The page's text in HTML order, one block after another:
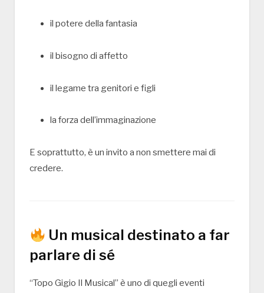
il potere della fantasia
il bisogno di affetto
il legame tra genitori e figli
la forza dell’immaginazione
E soprattutto, è un invito a non smettere mai di
credere.
Un musical destinato a far
parlare di sé
“Topo Gigio Il Musical” è uno di quegli eventi